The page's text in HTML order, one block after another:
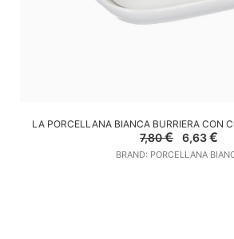
AGGIUNGI AL
LA PORCELLANA BIANCA BURRIERA CON
7,80€
Il
prezzo
originale
6,63€Il
BRAND: PORCELLANA